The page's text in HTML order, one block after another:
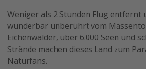
Weniger als 2 Stunden Flug entfernt
wunderbar unberührt vom
Eichenwälder, über 6.000 Seen und
Strände machen dieses Land zum
Naturfans.